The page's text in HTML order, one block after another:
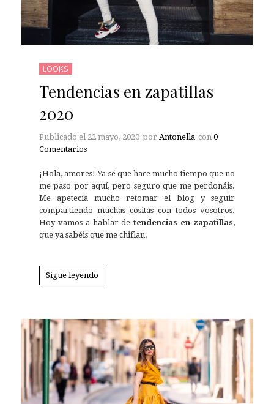
LOOKS
Tendencias en zapatillas
2020
Publicado el 22 mayo, 2020 por Antonella con 0
Comentarios
¡Hola, amores! Ya sé que hace mucho tiempo que no
me paso por aquí, pero seguro que me perdonáis.
Me apetecía mucho retomar el blog y seguir
compartiendo muchas cositas con todos vosotros.
Hoy vamos a hablar detendencias en zapatillas,
que ya sabéis que me chiflan.
Sigue leyendo